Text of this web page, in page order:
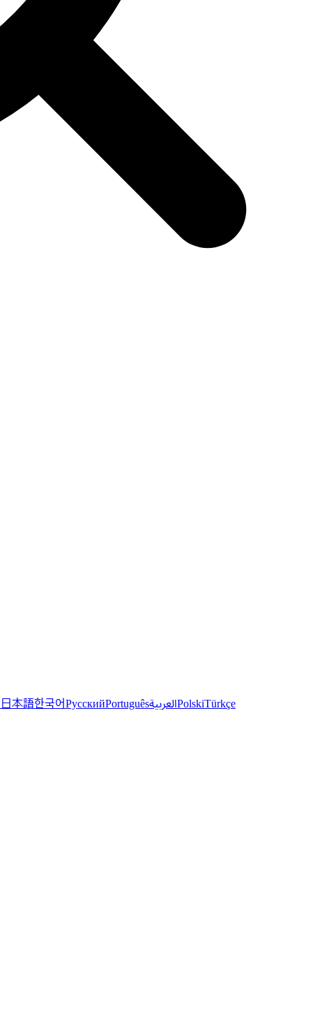
日本語한국어РусскийPortuguêsالعربيةPolskiTürkçe